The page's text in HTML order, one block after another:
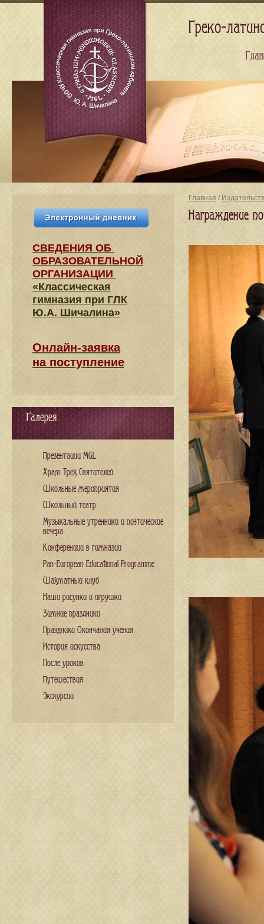
Главная /
Награждение
СВЕДЕНИЯ​ ОБ
ОБРАЗОВАТЕЛЬНОЙ
ОРГАНИЗАЦИИ
«Классическая
гимназия при ГЛК
Ю.А. Шичалина»
Онлайн-заявка
на поступление
Галерея
Презентации MGL
Храм Трех Святителей
Школьные мероприятия
Школьный театр
Музыкальные утренники и поэтические
вечера
Конференции в гимназии
Pan-European Educational Programme
Шахматный клуб
Наши рисунки и игрушки
Зимние праздники
Праздники Окончания учения
История искусства
После уроков
Путешествия
Экскурсии
Греко-